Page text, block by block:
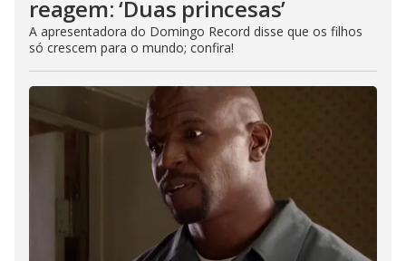
reagem: ‘Duas princesas’
A apresentadora do Domingo Record disse que os filhos
só crescem para o mundo; confira!